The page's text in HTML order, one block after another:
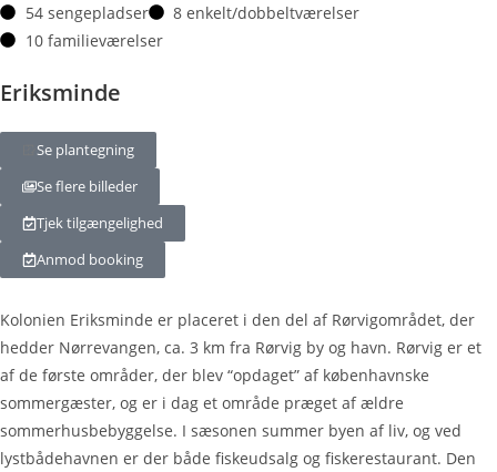
54 sengepladser
8 enkelt/dobbeltværelser
10 familieværelser
Eriksminde
Se plantegning
Se flere billeder
Tjek tilgængelighed
Anmod booking
Kolonien Eriksminde er placeret i den del af Rørvigområdet, der
hedder Nørrevangen, ca. 3 km fra Rørvig by og havn. Rørvig er et
af de første områder, der blev “opdaget” af københavnske
sommergæster, og er i dag et område præget af ældre
sommerhusbebyggelse. I sæsonen summer byen af liv, og ved
lystbådehavnen er der både fiskeudsalg og fiskerestaurant. Den